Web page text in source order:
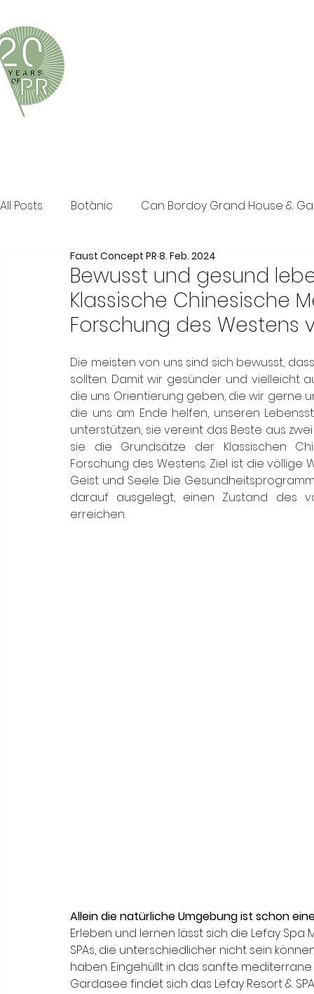
und persönliche Beratung in den Bereichen
Klassische PR im Print Bereich, Events sowie Social
All Posts Botànic Can Bordoy Grand House &
The Ozen Collection Faust Concept PR
Meneghetti Wine Hotel & Winery Karriere
Son Moli Country House Vestige Collection
Bewusst und gesund
Klassische Chinesische
Forschung des Westens
Faust Concept PR 8. Feb. 2024
Die meisten von uns sind sich bewusst,
sollten. Damit wir gesünder und vielleicht
die uns Orientierung geben, die wir gerne
die uns am Ende helfen, unseren
unterstützen, sie vereint das Beste aus
sie die Grundsätze der Klassischen
Forschung des Westens. Ziel ist die
Geist und Seele. Die
darauf ausgelegt, einen Zustand des
erreichen.
Allein die natürliche Umgebung ist schon
Erleben und lernen lässt sich die Lefay
SPAs, die unterschiedlicher nicht sein
haben. Eingehüllt in das sanfte
Gardasee findet sich das Lefay Resort &